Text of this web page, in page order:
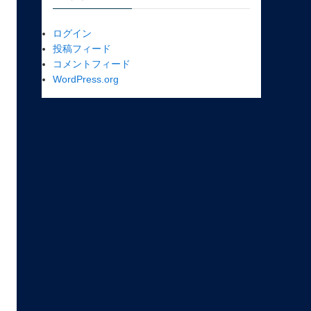
ログイン
投稿フィード
コメントフィード
WordPress.org